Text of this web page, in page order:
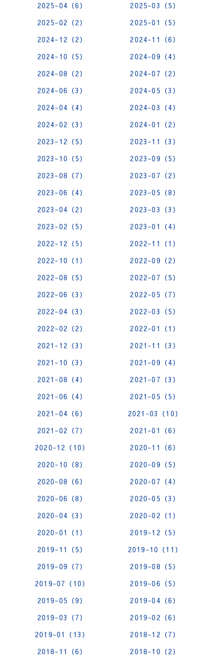
2025-04（6）
2025-03（5）
2025-02（2）
2025-01（5）
2024-12（2）
2024-11（6）
2024-10（5）
2024-09（4）
2024-08（2）
2024-07（2）
2024-06（3）
2024-05（3）
2024-04（4）
2024-03（4）
2024-02（3）
2024-01（2）
2023-12（5）
2023-11（3）
2023-10（5）
2023-09（5）
2023-08（7）
2023-07（2）
2023-06（4）
2023-05（8）
2023-04（2）
2023-03（3）
2023-02（5）
2023-01（4）
2022-12（5）
2022-11（1）
2022-10（1）
2022-09（2）
2022-08（5）
2022-07（5）
2022-06（3）
2022-05（7）
2022-04（3）
2022-03（5）
2022-02（2）
2022-01（1）
2021-12（3）
2021-11（3）
2021-10（3）
2021-09（4）
2021-08（4）
2021-07（3）
2021-06（4）
2021-05（5）
2021-04（6）
2021-03（10）
2021-02（7）
2021-01（6）
2020-12（10）
2020-11（6）
2020-10（8）
2020-09（5）
2020-08（6）
2020-07（4）
2020-06（8）
2020-05（3）
2020-04（3）
2020-02（1）
2020-01（1）
2019-12（5）
2019-11（5）
2019-10（11）
2019-09（7）
2019-08（5）
2019-07（10）
2019-06（5）
2019-05（9）
2019-04（6）
2019-03（7）
2019-02（6）
2019-01（13）
2018-12（7）
2018-11（6）
2018-10（2）